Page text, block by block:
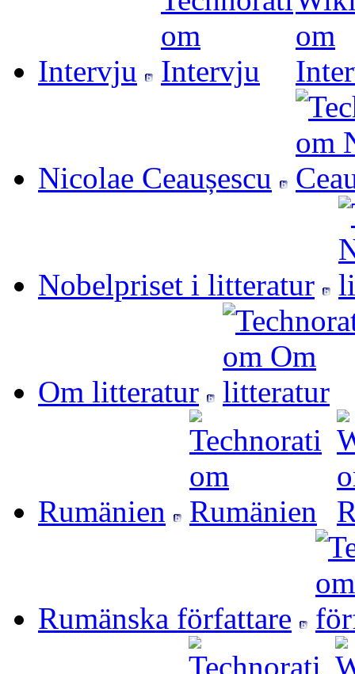
Intervju
Nicolae Ceaușescu
Nobelpriset i litteratur
Om litteratur
Rumänien
Rumänska författare